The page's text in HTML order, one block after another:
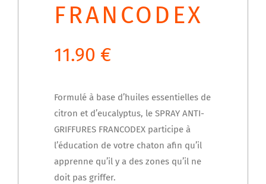
FRANCODEX
11.90 €
Formulé à base d’huiles essentielles de
citron et d’eucalyptus, le SPRAY ANTI-
GRIFFURES FRANCODEX participe à
l’éducation de votre chaton afin qu’il
apprenne qu’il y a des zones qu’il ne
doit pas griffer.